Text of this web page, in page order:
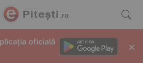
oficială
×